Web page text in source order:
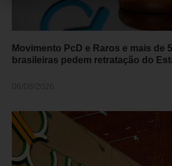
Movimento PcD e Raros e mais de
brasileiras pedem retratação do